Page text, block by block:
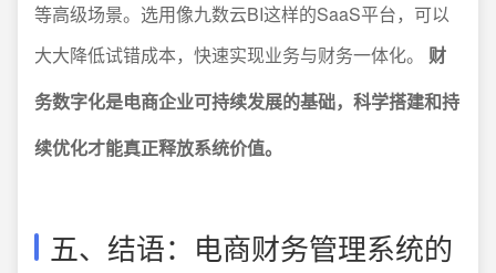
等高级场景。选用像九数云BI这样的SaaS平台，可以
大大降低试错成本，快速实现业务与财务一体化。 财
务数字化是电商企业可持续发展的基础，科学搭建和持
续优化才能真正释放系统价值。
五、结语：电商财务管理系统的